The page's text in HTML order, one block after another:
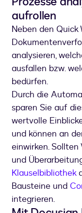
aufrollen
Neben den
analysieren,
ausfallen bzw.
bedürfen.
Durch die
sparen Sie auf
wertvolle
und können an
einwirken.
und
Klauselbibliothek
Bausteine und
integrieren.